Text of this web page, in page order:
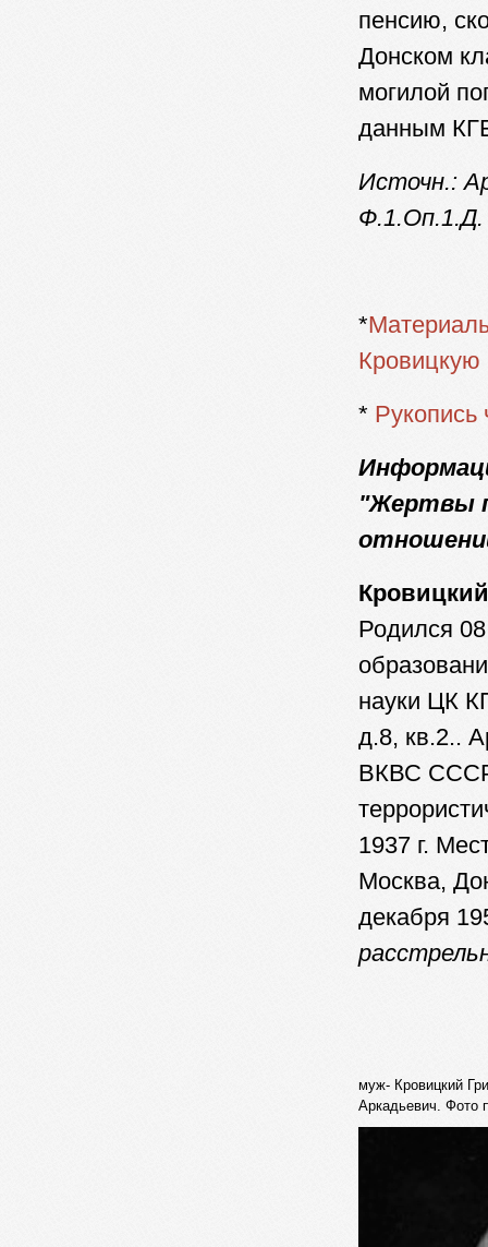
пенсию,
Донском
могилой
данным
Источн.:
Ф.1.Оп.1.Д.
*
Кровицкую
*
"Жертвы
Родился
науки ЦК
д.8, кв.2..
ВКВС СССР
1937 г.
Москва,
декабря
муж- Кровицкий
Аркадьевич. Фото